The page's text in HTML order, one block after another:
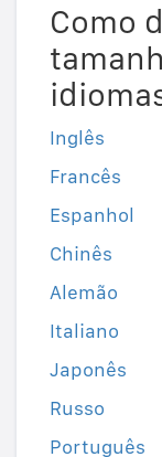
Como
Inglês
Francês
Espanhol
Chinês
Alemão
Italiano
Japonês
Russo
Português